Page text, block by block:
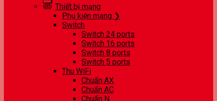
Thiết bị mạng
Phụ kiện mạng ❯
Switch
Switch 24 ports
Switch 16 ports
Switch 8 ports
Switch 5 ports
Thu WiFi
Chuẩn AX
Chuẩn AC
Chuẩn N